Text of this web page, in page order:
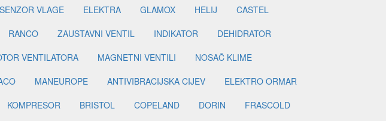
SENZOR VLAGE ELEKTRA GLAMOX HELIJ
CASTEL
RANCO ZAUSTAVNI VENTIL INDIKATOR
DEHIDRATOR
VENTILATORA MAGNETNI VENTILI
NOSAČ KLIME
MANEUROPE ANTIVIBRACIJSKA CIJEV
ELEKTRO ORMAR
KOMPRESOR BRISTOL COPELAND DORIN
FRASCOLD